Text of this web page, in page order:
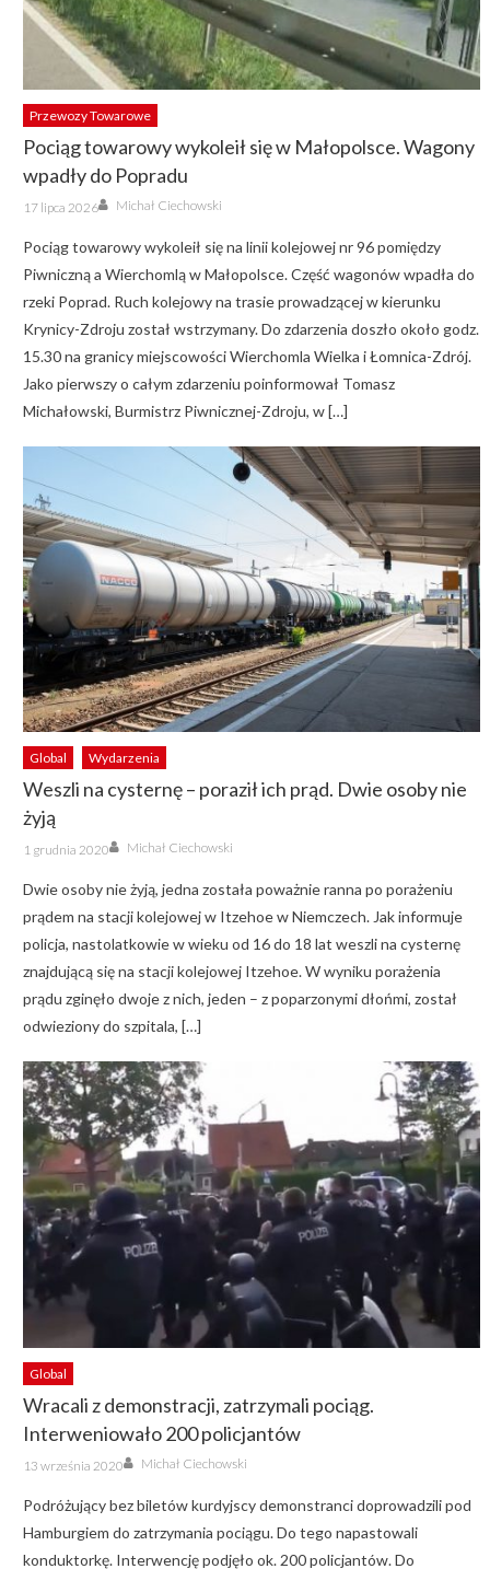
Przewozy Towarowe
Pociąg towarowy wykoleił się w Małopolsce. Wagony
wpadły do Popradu
Posted
on
17 lipca 2026 Author
Michał Ciechowski
Pociąg towarowy wykoleił się na linii kolejowej nr 96 pomiędzy
Piwniczną a Wierchomlą w Małopolsce. Część wagonów wpadła do
rzeki Poprad. Ruch kolejowy na trasie prowadzącej w kierunku
Krynicy-Zdroju został wstrzymany. Do zdarzenia doszło około godz.
15.30 na granicy miejscowości Wierchomla Wielka i Łomnica-Zdrój.
Jako pierwszy o całym zdarzeniu poinformował Tomasz
Michałowski, Burmistrz Piwnicznej-Zdroju, w […]
Global Wydarzenia
Weszli na cysternę – poraził ich prąd. Dwie osoby nie
żyją
Posted
on
1 grudnia 2020 Author
Michał Ciechowski
Dwie osoby nie żyją, jedna została poważnie ranna po porażeniu
prądem na stacji kolejowej w Itzehoe w Niemczech. Jak informuje
policja, nastolatkowie w wieku od 16 do 18 lat weszli na cysternę
znajdującą się na stacji kolejowej Itzehoe. W wyniku porażenia
prądu zginęło dwoje z nich, jeden – z poparzonymi dłońmi, został
odwieziony do szpitala, […]
Global
Wracali z demonstracji, zatrzymali pociąg.
Interweniowało 200 policjantów
Posted
on
13 września 2020 Author
Michał Ciechowski
Podróżujący bez biletów kurdyjscy demonstranci doprowadzili pod
Hamburgiem do zatrzymania pociągu. Do tego napastowali
konduktorkę. Interwencję podjęło ok. 200 policjantów. Do